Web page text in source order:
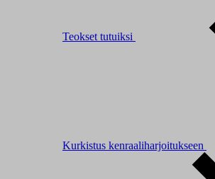
Teokset tutuiksi
Kurkistus kenraaliharjoitukseen